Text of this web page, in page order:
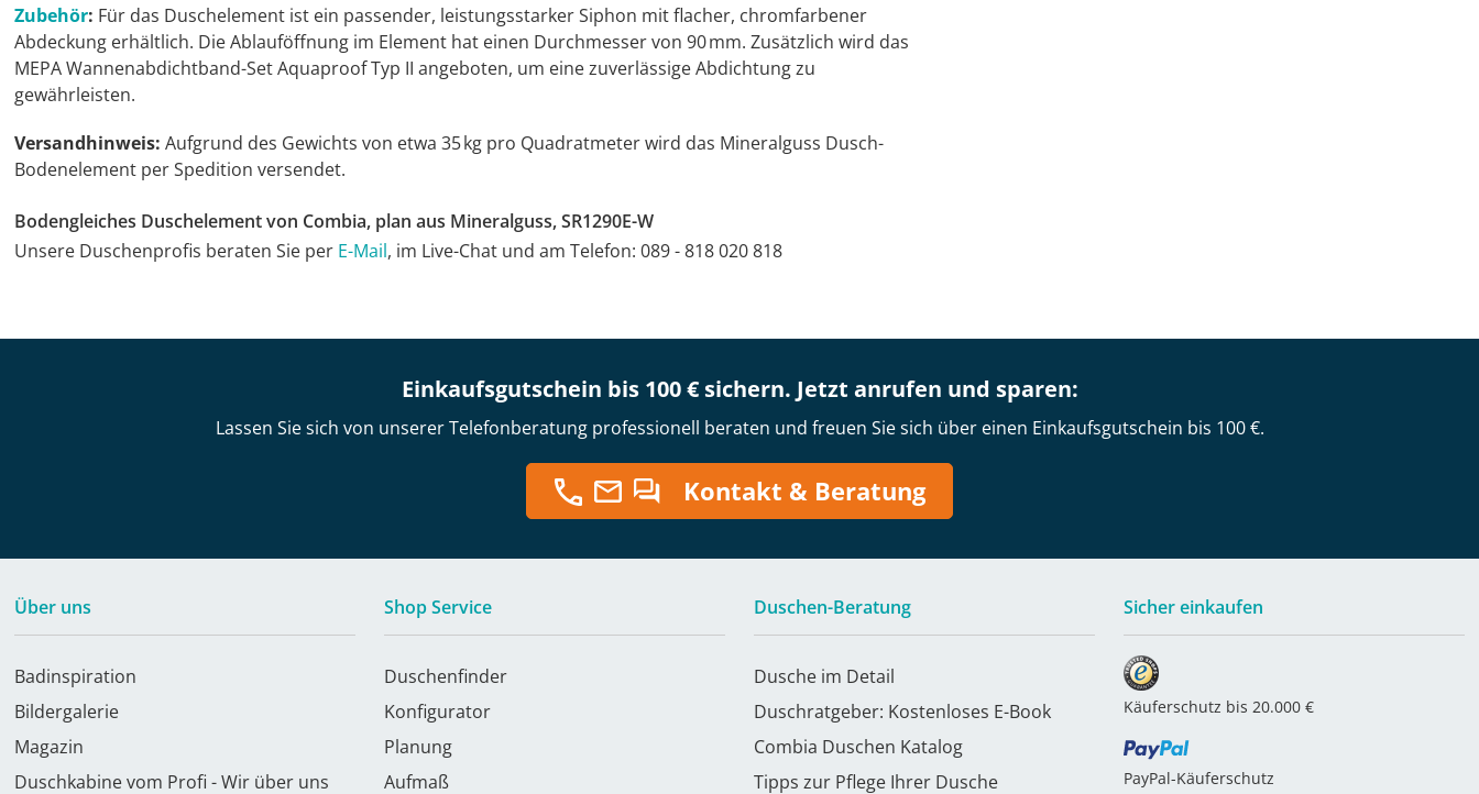
Zubehör: Für das Duschelement ist ein passender, leistungsstarker Siphon mit flacher, chromfarbener
Abdeckung erhältlich. Die Ablauföffnung im Element hat einen Durchmesser von 90 mm. Zusätzlich wird das
MEPA Wannenabdichtband-Set Aquaproof Typ II angeboten, um eine zuverlässige Abdichtung zu
gewährleisten.
Versandhinweis: Aufgrund des Gewichts von etwa 35 kg pro Quadratmeter wird das Mineralguss Dusch-
Bodenelement per Spedition versendet.
Bodengleiches Duschelement von Combia, plan aus Mineralguss, SR1290E-W
Unsere Duschenprofis beraten Sie per E-Mail, im Live-Chat und am Telefon: 089 - 818 020 818
Einkaufsgutschein bis 100 € sichern. Jetzt anrufen und sparen:
Lassen Sie sich von unserer Telefonberatung professionell beraten und freuen Sie sich über einen Einkaufsgutschein bis 100 €.
Kontakt & Beratung
Über uns
Badinspiration
Bildergalerie
Magazin
Duschkabine vom Profi - Wir über uns
Shop Service
Duschenfinder
Konfigurator
Planung
Aufmaß
Duschen-Beratung
Dusche im Detail
Duschratgeber: Kostenloses E-Book
Combia Duschen Katalog
Tipps zur Pflege Ihrer Dusche
Sicher einkaufen
Käuferschutz bis 20.000 €
PayPal-Käuferschutz